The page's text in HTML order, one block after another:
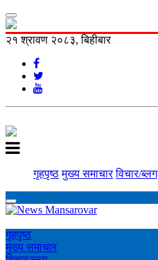
२१ श्रावण २०८३, बिहीबार
गृहपृष्ठ मुख्य समाचार विचार/ब्लग
गृहपृष्ठ
मुख्य समाचार